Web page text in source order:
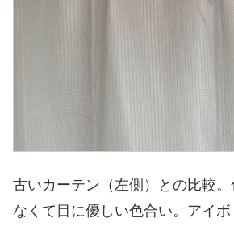
古いカーテン（左側）との比較
なくて目に優しい色合い。アイボ